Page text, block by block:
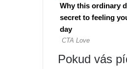
Pokud vás